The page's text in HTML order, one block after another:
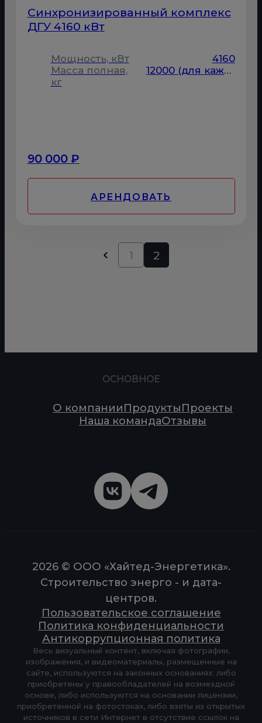
Синхронизированный комплекс
ДГУ 4160 кВт
Мощность, кВт
4160
Масса полная,
кг
12000 (для каждой ДГУ)
90 000 ₽
АРЕНДОВАТЬ
1 2
ОСНОВНОЕ
О компанииПродуктыПроекты
Наша командаОтзывы
2026 © ООО «Хайтед-Энергетика».
Строительство энерго - и дата-
центров.
Пользовательское соглашение
Политика конфиденциальности
Антикоррупционная политика
Весь визуальный контент, включая фотографии,
изображения, и видеоматериалы, размещенные на
сайте, используются на законных основаниях: либо
приобретены у правообладателей на возмездной
основе, либо используются на основании лицензии,
приобретенной на фотостоках, либо взяты из открытых
источников в сети Интернет в отсутствие ссылок на